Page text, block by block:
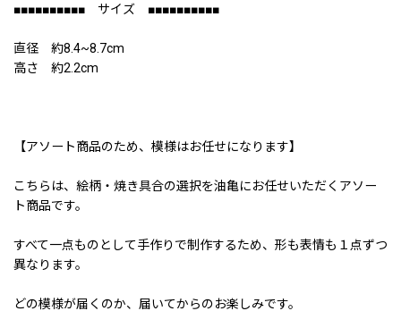
■■■■■■■■■■ サイズ ■■■■■■■■■■
直径 約8.4~8.7cm
高さ 約2.2cm
【アソート商品のため、模様はお任せになります】
こちらは、絵柄・焼き具合の選択を油亀にお任せいただくアソー
ト商品です。
すべて一点ものとして手作りで制作するため、形も表情も１点ずつ
異なります。
どの模様が届くのか、届いてからのお楽しみです。